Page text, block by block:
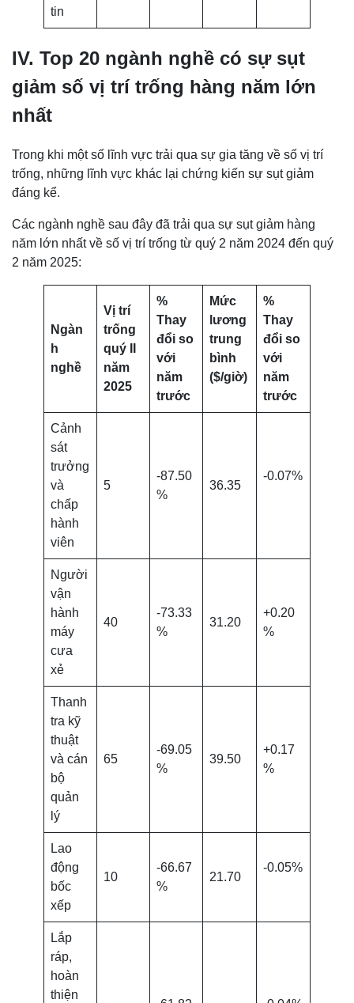
tin
IV. Top 20 ngành nghề có sự sụt
giảm số vị trí trống hàng năm lớn
nhất
Trong khi một số lĩnh vực trải qua sự gia tăng về số vị trí
trống, những lĩnh vực khác lại chứng kiến sự sụt giảm
đáng kể.
Các ngành nghề sau đây đã trải qua sự sụt giảm hàng
năm lớn nhất về số vị trí trống từ quý 2 năm 2024 đến quý
2 năm 2025:
Ngàn
h
nghề
Vị trí
trống
quý II
năm
2025
%
Thay
đổi so
với
năm
trước
Mức
lương
trung
bình
($/giờ)
%
Thay
đổi so
với
năm
trước
Cảnh
sát
trưởng
và
chấp
hành
viên
5
-87.50
%
36.35
-0.07%
Người
vận
hành
máy
cưa
xẻ
40
-73.33
%
31.20
+0.20
%
Thanh
tra kỹ
thuật
và cán
bộ
quản
lý
65
-69.05
%
39.50
+0.17
%
Lao
động
bốc
xếp
10
-66.67
%
21.70
-0.05%
Lắp
ráp,
hoàn
thiện